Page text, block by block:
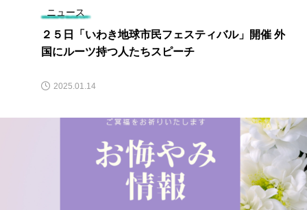
ニュース
２５日「いわき地球市民フェスティバル」開催 外
国にルーツ持つ人たちスピーチ
2025.01.14